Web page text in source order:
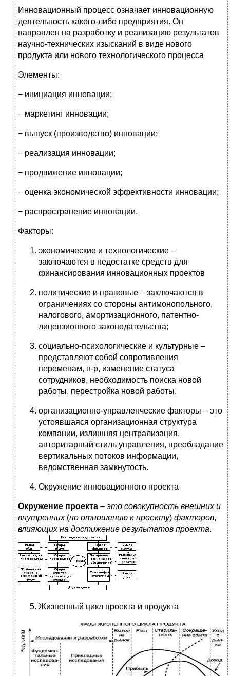
Инновационный процесс означает инновационную
деятельность какого-либо предприятия. Он
направлен на разработку и реализацию результатов
научно-технических изысканий в виде нового
продукта или нового технологического процесса
Элементы:
− инициация инновации;
− маркетинг инновации;
− выпуск (производство) инновации;
− реализация инновации;
− продвижение инновации;
− оценка экономической эффективности инновации;
− распространение инновации.
Факторы:
экономические и технологические –
заключаются в недостатке средств для
финансирования инновационных проектов
политические и правовые – заключаются в
ограничениях со стороны антимонопольного,
налогового, амортизационного, патентно-
лицензионного законодательства;
социально-психологические и культурные –
представляют собой сопротивления
переменам, н-р, изменение статуса
сотрудников, необходимость поиска новой
работы, перестройка новой работы.
организационно-управленческие факторы – это
устоявшаяся организационная структура
компании, излишняя централизация,
авторитарный стиль управления, преобладание
вертикальных потоков информации,
ведомственная замкнутость.
Окружение инновационного проекта
Окружение проекта – это совокупность внешних и
внутренних (по отношению к проекту) факторов,
влияющих на достижение результатов проекта.
Жизненный цикл проекта и продукта